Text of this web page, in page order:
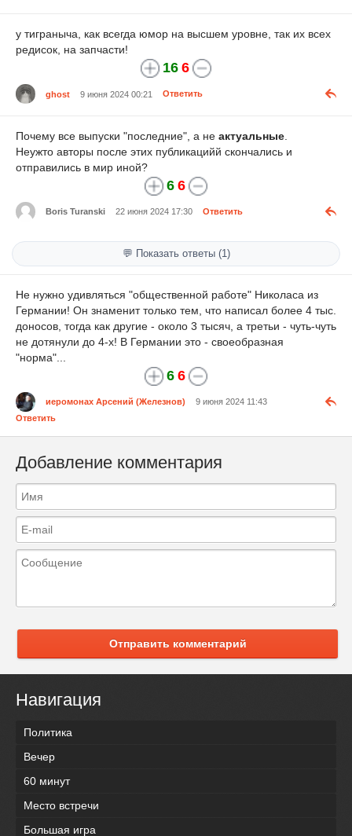
у тиграныча, как всегда юмор на высшем уровне, так их всех
редисок, на запчасти!
16 6
ghost 9 июня 2024 00:21 Ответить
Почему все выпуски "последние", а не актуальные
Неужто авторы после этих публикацийй скончались и
отправились в мир иной?
6 6
Boris Turanski 22 июня 2024 17:30 Ответить
💬 Показать ответы (1)
Не нужно удивляться "общественной работе" Николаса из
Германии! Он знаменит только тем, что написал более 4 тыс.
доносов, тогда как другие - около 3 тысяч, а третьи - чуть-чуть
не дотянули до 4-х! В Германии это - своеобразная
"норма"...
6 6
иеромонах Арсений (Железнов)
9 июня 2024 11:43
Ответить
Добавление комментария
Отправить комментарий
Навигация
Политика
Вечер
60 минут
Место встречи
Большая игра